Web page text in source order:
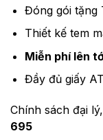
Đóng gói tặng
Thiết kế tem
Miễn phí lên
Đầy đủ giấy
Chính sách đại
695